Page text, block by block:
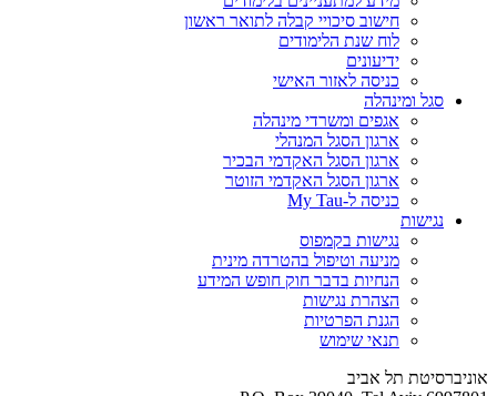
חישוב סיכויי קבלה לתואר ראשון
לוח שנת הלימודים
ידיעונים
כניסה לאזור האישי
סגל ומינהלה
אגפים ומשרדי מינהלה
ארגון הסגל המנהלי
ארגון הסגל האקדמי הבכיר
ארגון הסגל האקדמי הזוטר
כניסה ל-My Tau
נגישות
נגישות בקמפוס
מניעה וטיפול בהטרדה מינית
הנחיות בדבר חוק חופש המידע
הצהרת נגישות
הגנת הפרטיות
תנאי שימוש
אוניברסיטת תל אביב